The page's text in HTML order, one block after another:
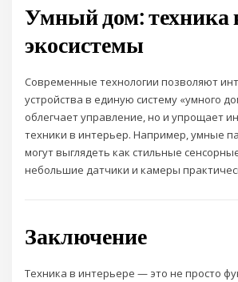
Умный дом: техника
экосистемы
Современные технологии позволяют
устройства в единую систему «умного
облегчает управление, но и упрощает
техники в интерьер. Например, умные
могут выглядеть как стильные
небольшие датчики и камеры
Заключение
Техника в интерьере — это не просто